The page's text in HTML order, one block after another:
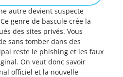
autre devient suspecte
genre de bascule crée la
des sites privés. Vous
sans tomber dans des
reste le phishing et les faux
On veut donc savoir
officiel et la nouvelle